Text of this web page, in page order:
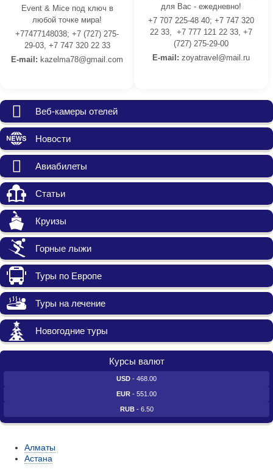
Event & Mice под ключ в
любой точке мира!
+77477148038; +7 (727) 275-
29-03, +7 747 320 22 33
E-mail: kazelma78@gmail.com
для Вас - ежедневно!
+7 707 225-48 40; +7 747 320
22 33, +7 777 121 22 33, +7
(727) 275-29-00
E-mail: zoyatravel@mail.ru
Веб-камеры отелей
Новости
Авиабилеты
Статьи
Круизы
Горные лыжи
Туры по Европе
Туры на лечение
Новогодние туры
Курсы валют
USD - 468.00
EUR - 551.00
RUB- 6.50
Алматы
Астана